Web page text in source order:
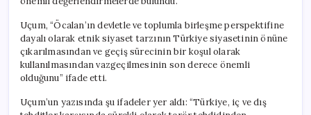
Uçum, “Öcalan’ın devletle ve toplumla birleşme perspektifine
dayalı olarak etnik siyaset tarzının Türkiye siyasetinin önüne
çıkarılmasından ve geçiş sürecinin bir koşul olarak
kullanılmasından vazgeçilmesinin son derece önemli
olduğunu” ifade etti.
Uçum’un yazısında şu ifadeler yer aldı: “Türkiye, iç ve dış